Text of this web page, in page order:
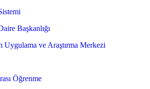
Başkanlığı
Uygulama ve Araştırma Merkezi
Öğrenme